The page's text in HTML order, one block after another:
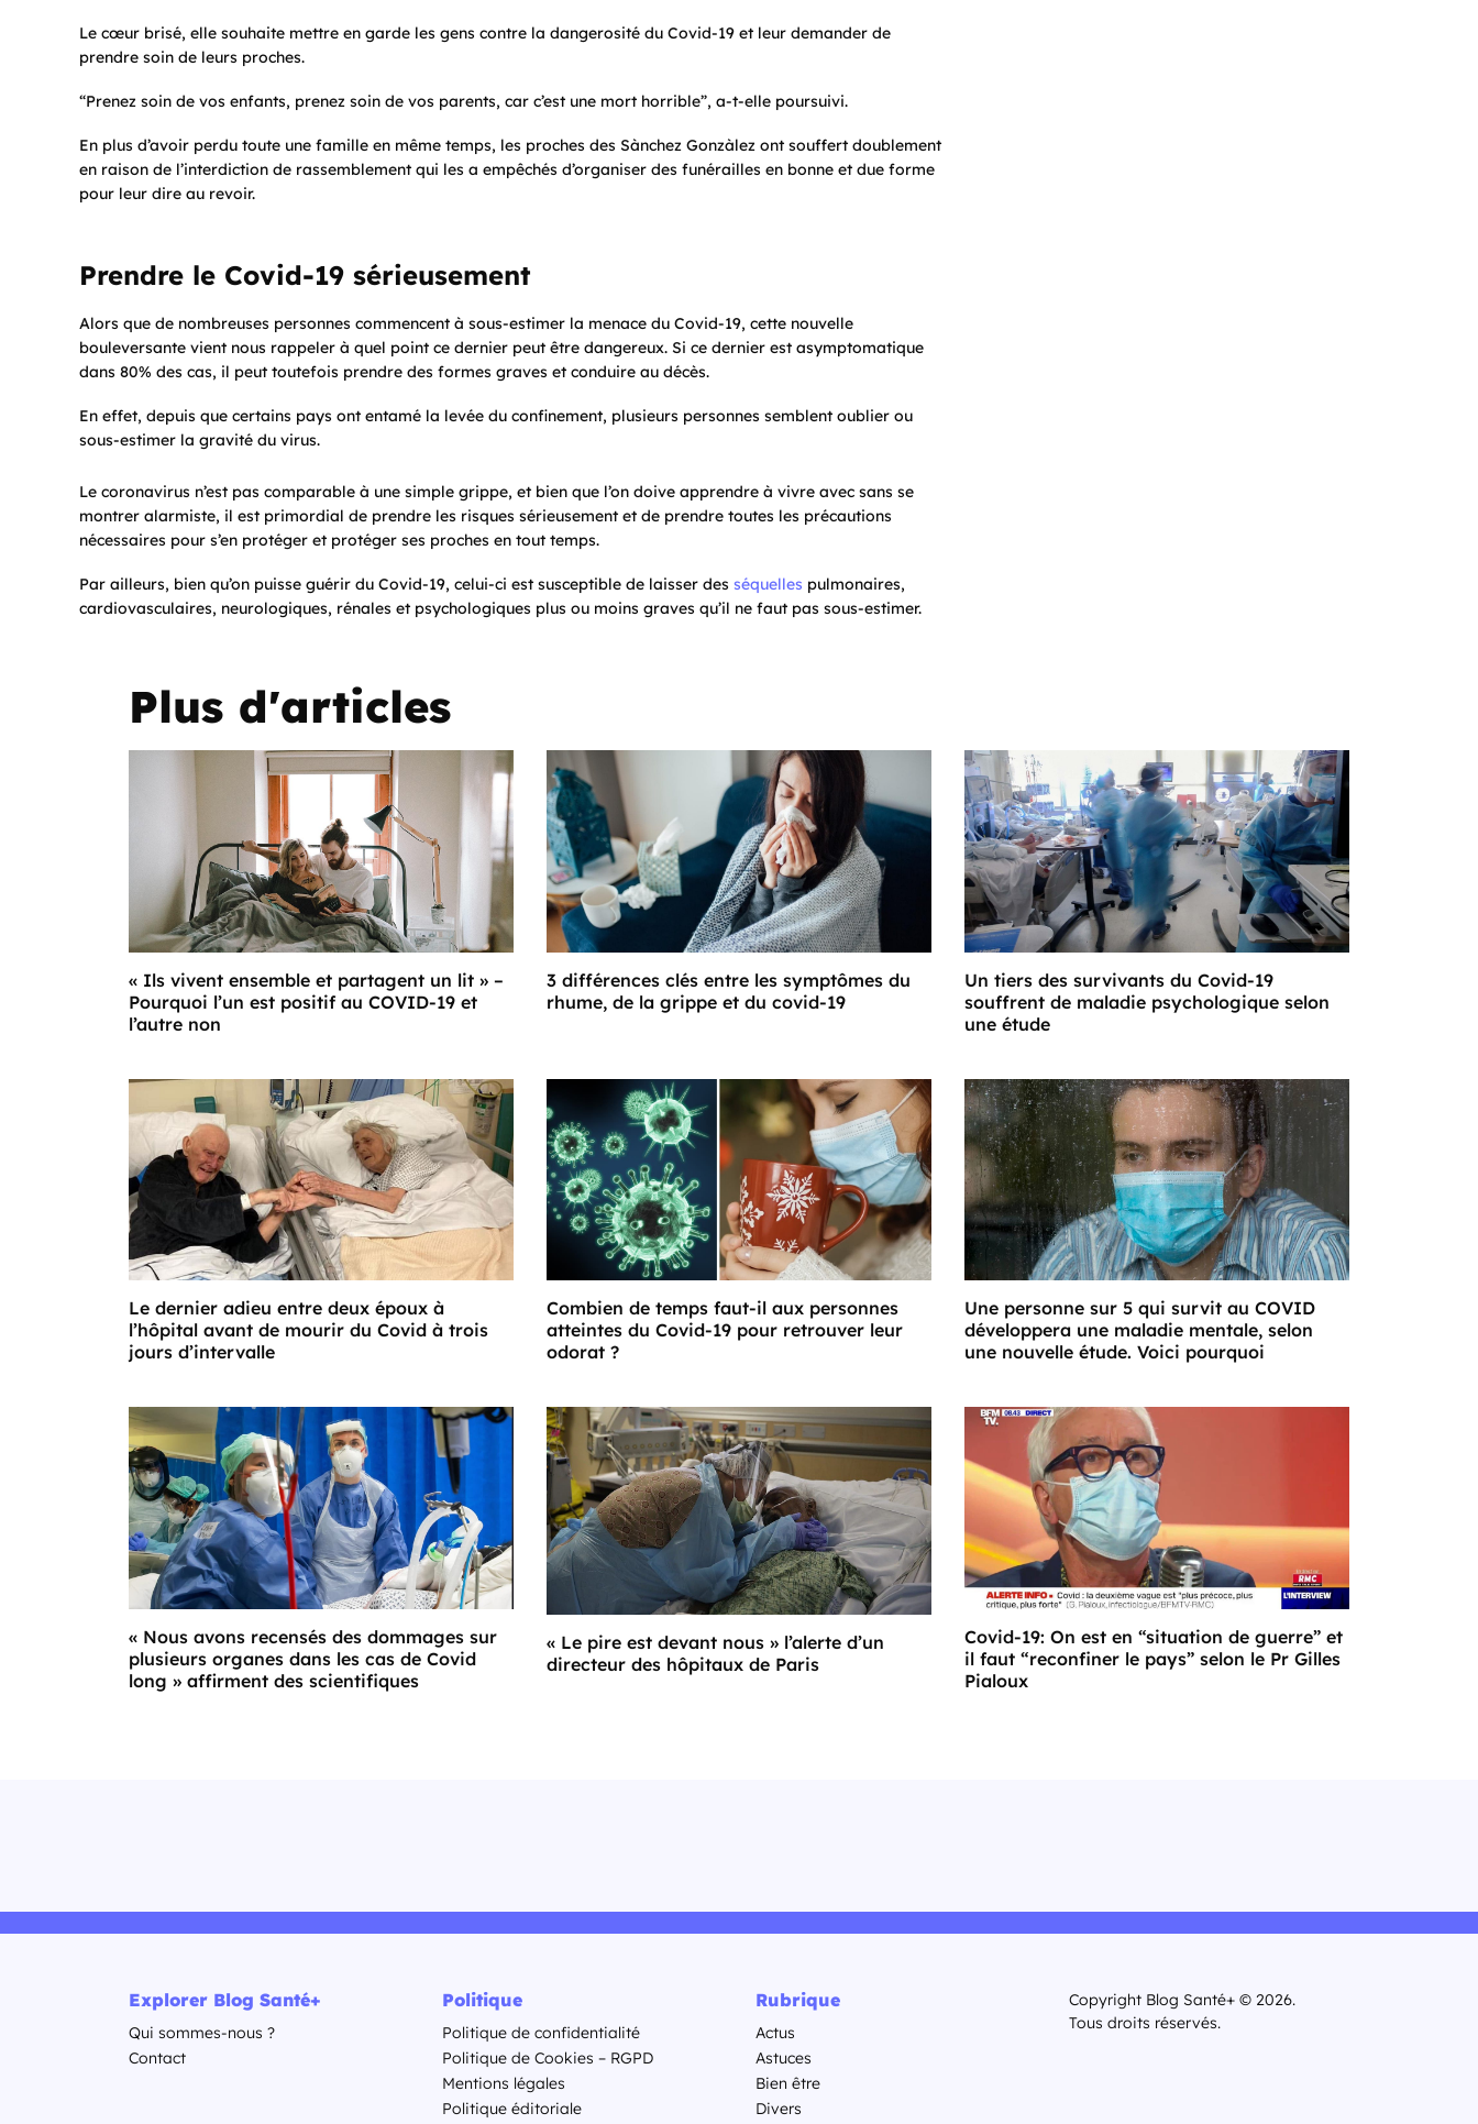
Le cœur brisé, elle souhaite mettre en garde les gens contre la dangerosité du Covid-19 et leur demander de
prendre soin de leurs proches.
“Prenez soin de vos enfants, prenez soin de vos parents, car c’est une mort horrible”, a-t-elle poursuivi.
En plus d’avoir perdu toute une famille en même temps, les proches des Sànchez Gonzàlez ont souffert doublement
en raison de l’interdiction de rassemblement qui les a empêchés d’organiser des funérailles en bonne et due forme
pour leur dire au revoir.
Prendre le Covid-19 sérieusement
Alors que de nombreuses personnes commencent à sous-estimer la menace du Covid-19, cette nouvelle
bouleversante vient nous rappeler à quel point ce dernier peut être dangereux. Si ce dernier est asymptomatique
dans 80% des cas, il peut toutefois prendre des formes graves et conduire au décès.
En effet, depuis que certains pays ont entamé la levée du confinement, plusieurs personnes semblent oublier ou
sous-estimer la gravité du virus.
Le coronavirus n’est pas comparable à une simple grippe, et bien que l’on doive apprendre à vivre avec sans se
montrer alarmiste, il est primordial de prendre les risques sérieusement et de prendre toutes les précautions
nécessaires pour s’en protéger et protéger ses proches en tout temps.
Par ailleurs, bien qu’on puisse guérir du Covid-19, celui-ci est susceptible de laisser des séquelles pulmonaires,
cardiovasculaires, neurologiques, rénales et psychologiques plus ou moins graves qu’il ne faut pas sous-estimer.
Plus d'articles
« Ils vivent ensemble et partagent un lit » –
Pourquoi l’un est positif au COVID-19 et
l’autre non
3 différences clés entre les symptômes du
rhume, de la grippe et du covid-19
Un tiers des survivants du Covid-19
souffrent de maladie psychologique selon
une étude
Le dernier adieu entre deux époux à
l’hôpital avant de mourir du Covid à trois
jours d’intervalle
Combien de temps faut-il aux personnes
atteintes du Covid-19 pour retrouver leur
odorat ?
Une personne sur 5 qui survit au COVID
développera une maladie mentale, selon
une nouvelle étude. Voici pourquoi
« Nous avons recensés des dommages sur
plusieurs organes dans les cas de Covid
long » affirment des scientifiques
« Le pire est devant nous » l’alerte d’un
directeur des hôpitaux de Paris
Covid-19: On est en “situation de guerre” et
il faut “reconfiner le pays” selon le Pr Gilles
Pialoux
Explorer Blog Santé+
Qui sommes-nous ?
Contact
Politique
Politique de confidentialité
Politique de Cookies – RGPD
Mentions légales
Politique éditoriale
Rubrique
Actus
Astuces
Bien être
Divers
Copyright Blog Santé+ © 2026.
Tous droits réservés.